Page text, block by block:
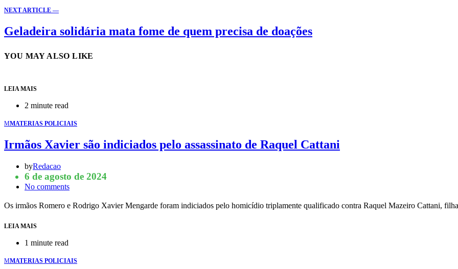
NEXT ARTICLE —
Geladeira solidária mata fome de quem precisa de doações
YOU MAY ALSO LIKE
LEIA MAIS
2 minute read
MMATERIAS POLICIAIS
Irmãos Xavier são indiciados pelo assassinato de Raquel Cattani
byRedacao
6 de agosto de 2024
No comments
Os irmãos Romero e Rodrigo Xavier Mengarde foram indiciados pelo homicídio triplamente qualificado contra Raquel Mazeiro Cattani,
LEIA MAIS
1 minute read
MMATERIAS POLICIAIS